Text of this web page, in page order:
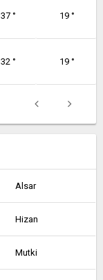
37 ° 19 °
32 ° 19 °
Alsar
Hizan
Mutki